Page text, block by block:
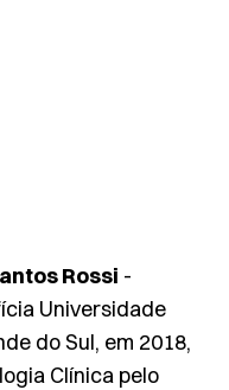
Rossi -
Universidade
do Sul, em 2018,
Clínica pelo